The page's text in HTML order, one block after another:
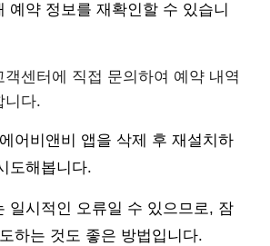
예약 정보를 재확인할 수 있습니
객센터에 직접 문의하여 예약 내역
니다.
어비앤비 앱을 삭제 후 재설치하
도해봅니다.
일시적인 오류일 수 있으므로, 잠
하는 것도 좋은 방법입니다.